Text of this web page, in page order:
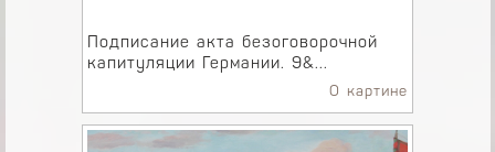
Подписание акта безоговорочной
капитуляции Германии. 9&...
О картине